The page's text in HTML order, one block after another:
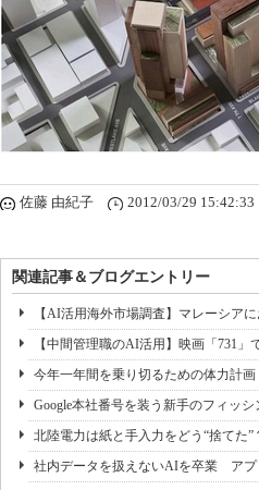
佐藤 由紀子 2012/03/29 15:42:33
関連記事＆ブログエントリー
【AI活用海外市場調査】マレーシア
【中間管理職のAI活用】映画「731
今年一年間を乗り切るための体力計
Google本社番号を装う新手のフィッ
北陸電力は紙と手入力をどう“捨てた
社内データを扱えないAIを卒業 アプ